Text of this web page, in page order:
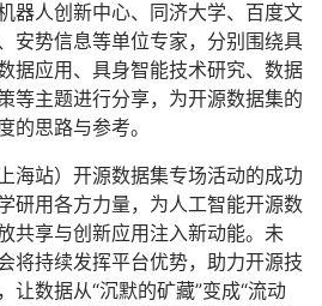
器人创新中心、同济大学、百度文
安势信息等单位专家，分别围绕具
据应用、具身智能技术研究、数据
等主题进行分享，为开源数据集的
的思路与参考。
海站）开源数据集专场活动的成功
研用各方力量，为人工智能开源数
共享与创新应用注入新动能。未
将持续发挥平台优势，助力开源技
让数据从“沉默的矿藏”变成“流动